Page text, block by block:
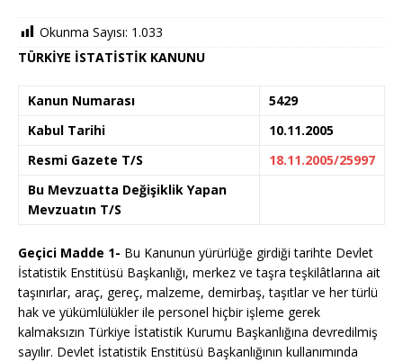
Okunma Sayısı: 1.033
TÜRKİYE İSTATİSTİK KANUNU
Kanun Numarası
5429
Kabul Tarihi
10.11.2005
Resmi Gazete T/S
18.11.2005/25997
Bu Mevzuatta Değişiklik Yapan
Mevzuatın T/S
Geçici Madde 1- Bu Kanunun yürürlüğe girdiği tarihte Devlet
İstatistik Enstitüsü Başkanlığı, merkez ve taşra teşkilâtlarına ait
taşınırlar, araç, gereç, malzeme, demirbaş, taşıtlar ve her türlü
hak ve yükümlülükler ile personel hiçbir işleme gerek
kalmaksızın Türkiye İstatistik Kurumu Başkanlığına devredilmiş
sayılır. Devlet İstatistik Enstitüsü Başkanlığının kullanımında